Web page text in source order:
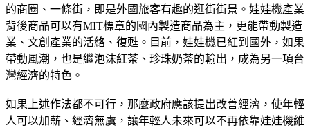
的商圈、一條街，即是外國旅客有趣的逛街街景。娃娃機產業
背後商品可以有MIT標章的國內製造商品為主，更能帶動製造
業、文創產業的活絡、復甦。目前，娃娃機已紅到國外，如果
帶動風潮，也是繼泡沫紅茶、珍珠奶茶的輸出，成為另一項台
灣經濟的特色。
如果上述作法都不可行，那麼政府應該提出改善經濟，使年輕
人可以加薪、經濟無虞，讓年輕人未來可以不再依靠娃娃機維